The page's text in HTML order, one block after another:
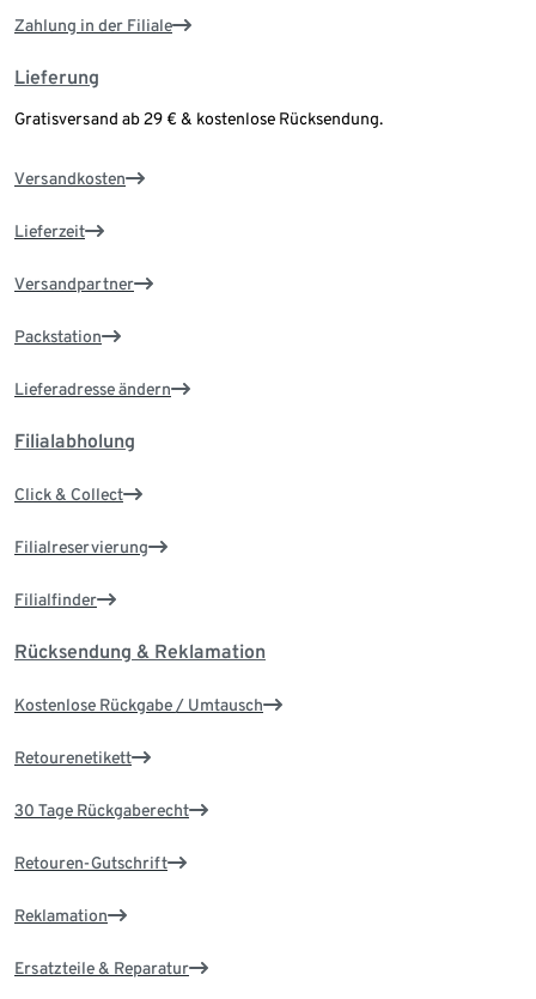
Zahlung in der Filiale
Lieferung
Gratisversand ab 29 € & kostenlose Rücksendung.
Versandkosten
Lieferzeit
Versandpartner
Packstation
Lieferadresse ändern
Filialabholung
Click & Collect
Filialreservierung
Filialfinder
Rücksendung & Reklamation
Kostenlose Rückgabe / Umtausch
Retourenetikett
30 Tage Rückgaberecht
Retouren-Gutschrift
Reklamation
Ersatzteile & Reparatur